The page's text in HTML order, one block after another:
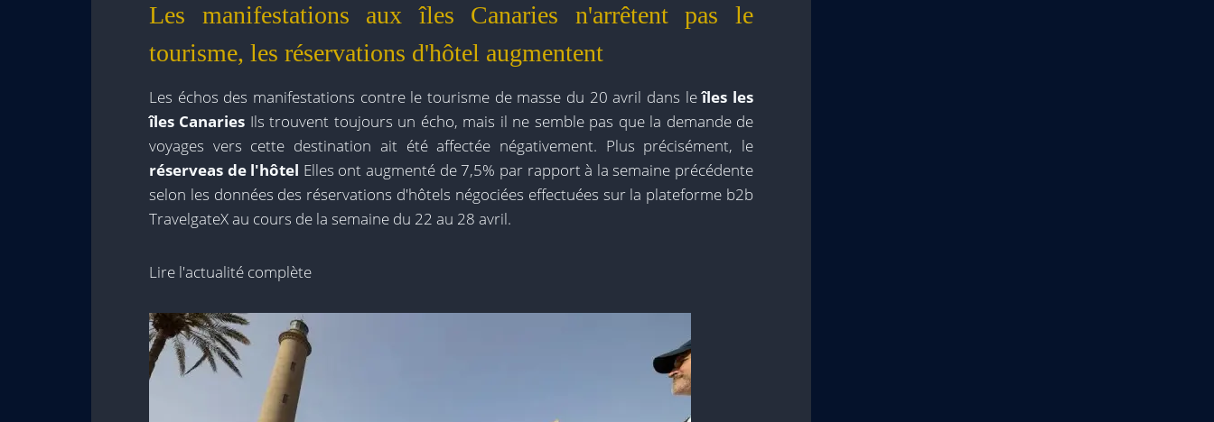
Les manifestations aux îles Canaries n'arrêtent pas le
tourisme, les réservations d'hôtel augmentent
Les échos des manifestations contre le tourisme de masse du 20 avril dans leîles les
îles Canaries Ils trouvent toujours un écho, mais il ne semble pas que la demande de
voyages vers cette destination ait été affectée négativement. Plus précisément, le
réserveas de l'hôtel Elles ont augmenté de 7,5% par rapport à la semaine précédente
selon les données des réservations d'hôtels négociées effectuées sur la plateforme b2b
TravelgateX au cours de la semaine du 22 au 28 avril.
Lire l'actualité complète